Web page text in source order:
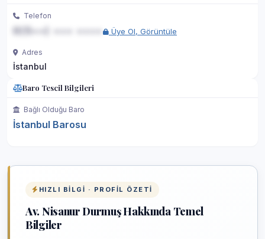
Telefon
Üye Ol, Görüntüle
Adres
İstanbul
Baro Tescil Bilgileri
Bağlı Olduğu Baro
İstanbul Barosu
HIZLI BILGI · PROFIL ÖZETI
Av. Nisanur Durmuş Hakkında Temel
Bilgiler